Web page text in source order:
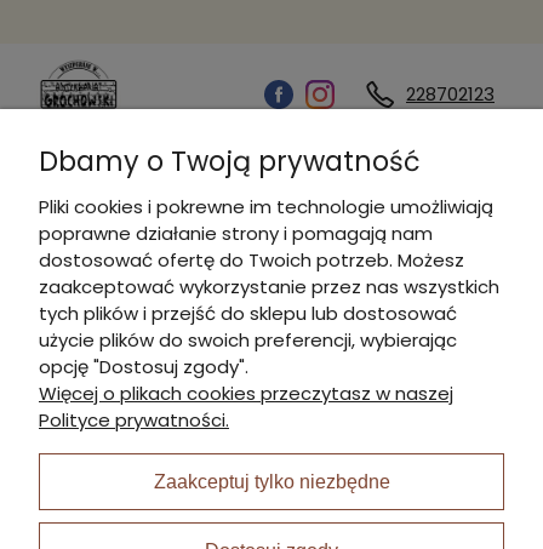
228702123
Kontakt
Informacje
Płatności i dostawa
Moje konto
I Nagroda w plabiscycie:
Dbamy o Twoją prywatność
Pliki cookies i pokrewne im technologie umożliwiają
poprawne działanie strony i pomagają nam
dostosować ofertę do Twoich potrzeb. Możesz
zaakceptować wykorzystanie przez nas wszystkich
tych plików i przejść do sklepu lub dostosować
użycie plików do swoich preferencji, wybierając
opcję "Dostosuj zgody".
Więcej o plikach cookies przeczytasz w naszej
Polityce prywatności.
Zaakceptuj tylko niezbędne